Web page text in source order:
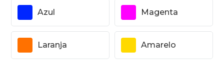
Azul Magenta
Laranja Amarelo